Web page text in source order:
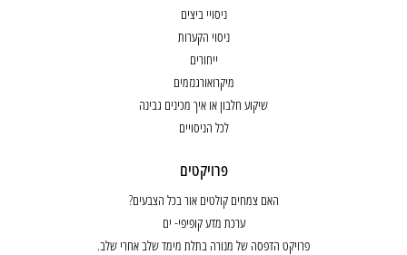
ניסויי ביצים
ניסוי הקערות
ייחורים
מיקרואורגנזמים
שיקוע חלבון או איך מכינים גבינה
לכל הניסויים
פרויקטים
האם צמחים קולטים אור בכל הצבעים?
ערכת מדע קופיפי- ים
פרויקט הדפסה של מנורה בתלת מימד שלב אחרי שלב.